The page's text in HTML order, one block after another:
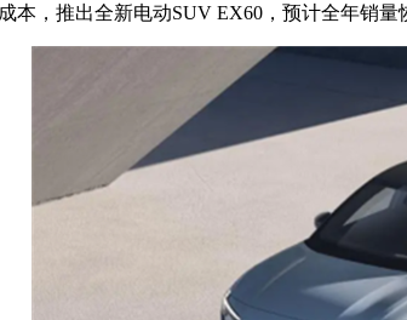
，推出全新电动SUV EX60，预计全年销量